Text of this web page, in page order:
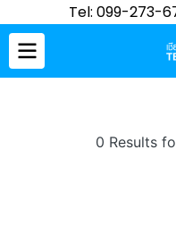
Tel: 099-273-
0 Results